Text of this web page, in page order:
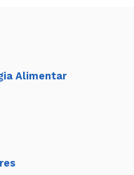
Alimentar